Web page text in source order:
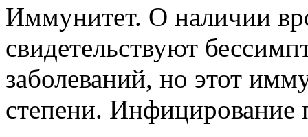
Иммунитет. О наличии
свидетельствуют
заболеваний, но этот
степени. Инфицирование